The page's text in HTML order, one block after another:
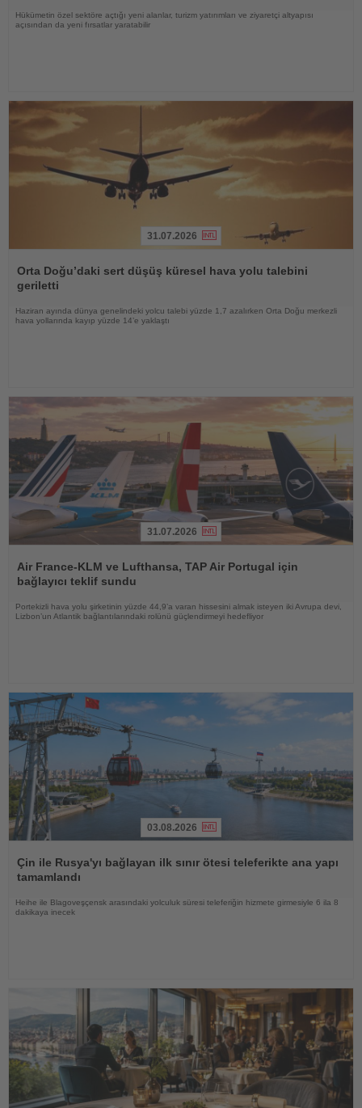
Hükümetin özel sektöre açtığı yeni alanlar, turizm yatırımları ve ziyaretçi altyapısı
açısından da yeni fırsatlar yaratabilir
Oku
31.07.2026
Orta Doğu’daki sert düşüş küresel hava yolu talebini
geriletti
Haziran ayında dünya genelindeki yolcu talebi yüzde 1,7 azalırken Orta Doğu merkezli
hava yollarında kayıp yüzde 14’e yaklaştı
Oku
31.07.2026
Air France-KLM ve Lufthansa, TAP Air Portugal için
bağlayıcı teklif sundu
Portekizli hava yolu şirketinin yüzde 44,9’a varan hissesini almak isteyen iki Avrupa devi,
Lizbon’un Atlantik bağlantılarındaki rolünü güçlendirmeyi hedefliyor
Oku
03.08.2026
Çin ile Rusya'yı bağlayan ilk sınır ötesi teleferikte ana yapı
tamamlandı
Heihe ile Blagoveşçensk arasındaki yolculuk süresi teleferiğin hizmete girmesiyle 6 ila 8
dakikaya inecek